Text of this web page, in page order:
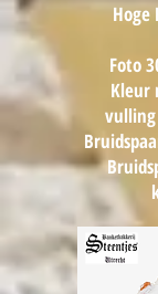
Hoge
Foto
Kleur